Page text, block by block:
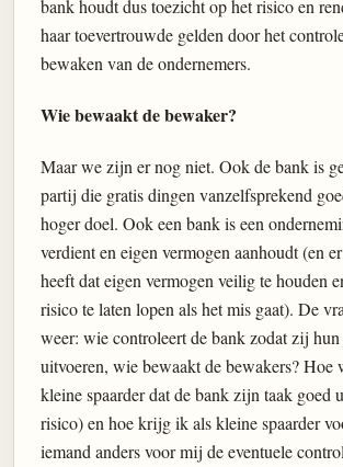
bank houdt dus toezicht op het risico en
haar toevertrouwde gelden door het
bewaken van de ondernemers.
Wie bewaakt de bewaker?
Maar we zijn er nog niet. Ook de bank is
partij die gratis dingen vanzelfsprekend
hoger doel. Ook een bank is een
verdient en eigen vermogen aanhoudt (en
heeft dat eigen vermogen veilig te houden
risico te laten lopen als het mis gaat). De
weer: wie controleert de bank zodat zij hun
uitvoeren, wie bewaakt de bewakers? Hoe
kleine spaarder dat de bank zijn taak goed
risico) en hoe krijg ik als kleine spaarder
iemand anders voor mij de eventuele